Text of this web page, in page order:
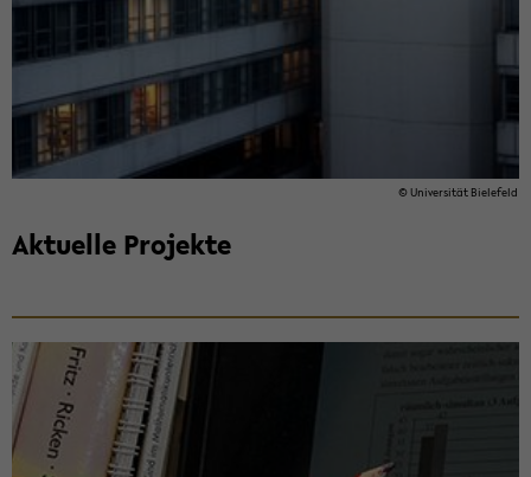
© Uni­ver­si­tät Bie­le­feld
Ak­tu­el­le Pro­jek­te